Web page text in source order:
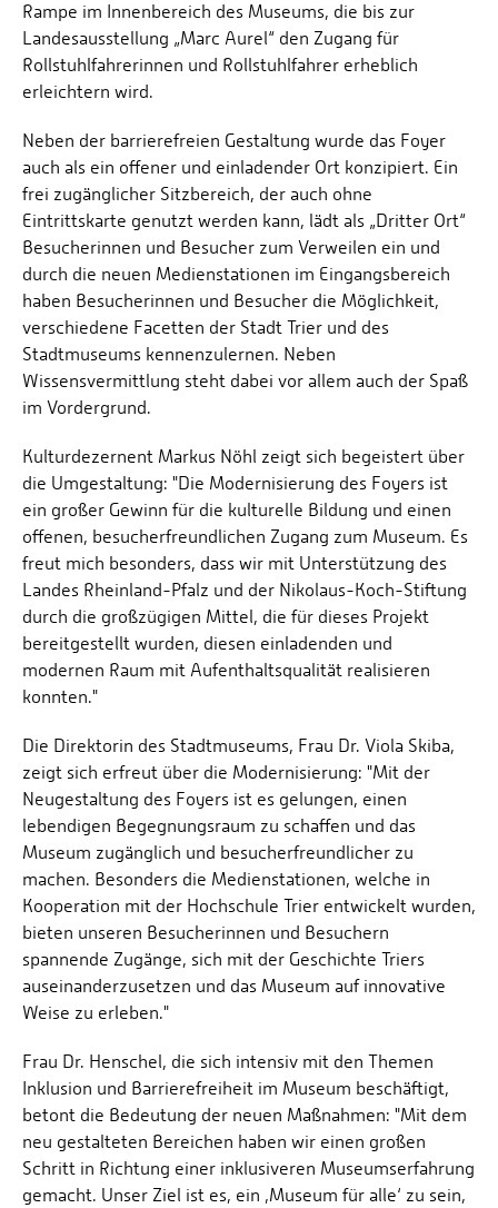
Rampe im Innenbereich des Museums, die bis zur
Landesausstellung „Marc Aurel“ den Zugang für
Rollstuhlfahrerinnen und Rollstuhlfahrer erheblich
erleichtern wird.
Neben der barrierefreien Gestaltung wurde das Foyer
auch als ein offener und einladender Ort konzipiert. Ein
frei zugänglicher Sitzbereich, der auch ohne
Eintrittskarte genutzt werden kann, lädt als „Dritter Ort“
Besucherinnen und Besucher zum Verweilen ein und
durch die neuen Medienstationen im Eingangsbereich
haben Besucherinnen und Besucher die Möglichkeit,
verschiedene Facetten der Stadt Trier und des
Stadtmuseums kennenzulernen. Neben
Wissensvermittlung steht dabei vor allem auch der Spaß
im Vordergrund.
Kulturdezernent Markus Nöhl zeigt sich begeistert über
die Umgestaltung: "Die Modernisierung des Foyers ist
ein großer Gewinn für die kulturelle Bildung und einen
offenen, besucherfreundlichen Zugang zum Museum. Es
freut mich besonders, dass wir mit Unterstützung des
Landes Rheinland-Pfalz und der Nikolaus-Koch-Stiftung
durch die großzügigen Mittel, die für dieses Projekt
bereitgestellt wurden, diesen einladenden und
modernen Raum mit Aufenthaltsqualität realisieren
konnten."
Die Direktorin des Stadtmuseums, Frau Dr. Viola Skiba,
zeigt sich erfreut über die Modernisierung: "Mit der
Neugestaltung des Foyers ist es gelungen, einen
lebendigen Begegnungsraum zu schaffen und das
Museum zugänglich und besucherfreundlicher zu
machen. Besonders die Medienstationen, welche in
Kooperation mit der Hochschule Trier entwickelt wurden,
bieten unseren Besucherinnen und Besuchern
spannende Zugänge, sich mit der Geschichte Triers
auseinanderzusetzen und das Museum auf innovative
Weise zu erleben."
Frau Dr. Henschel, die sich intensiv mit den Themen
Inklusion und Barrierefreiheit im Museum beschäftigt,
betont die Bedeutung der neuen Maßnahmen: "Mit dem
neu gestalteten Bereichen haben wir einen großen
Schritt in Richtung einer inklusiveren Museumserfahrung
gemacht. Unser Ziel ist es, ein ‚Museum für alle‘ zu sein,